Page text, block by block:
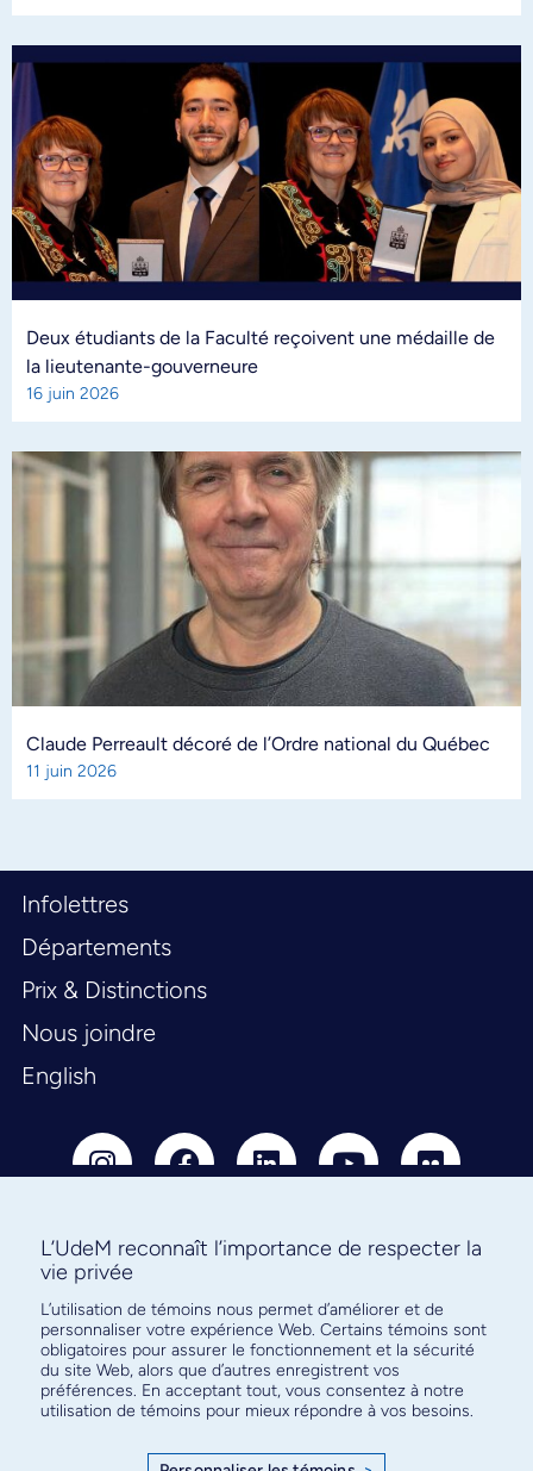
Deux étudiants de la Faculté reçoivent une médaille de
la lieutenante-gouverneure
16 juin 2026
Claude Perreault décoré de l’Ordre national du Québec
11 juin 2026
Infolettres
Départements
Prix & Distinctions
Nous joindre
English
Abonnez-vous à notre infolettre
pour connaître l’actualité facultaire
L’UdeM reconnaît l’importance de respecter la
vie privée
L’utilisation de témoins nous permet d’améliorer et de
personnaliser votre expérience Web. Certains témoins sont
obligatoires pour assurer le fonctionnement et la sécurité
du site Web, alors que d’autres enregistrent vos
préférences. En acceptant tout, vous consentez à notre
utilisation de témoins pour mieux répondre à vos besoins.